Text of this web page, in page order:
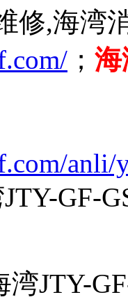
修,海湾
； 海
anli/
GF-
JTY-